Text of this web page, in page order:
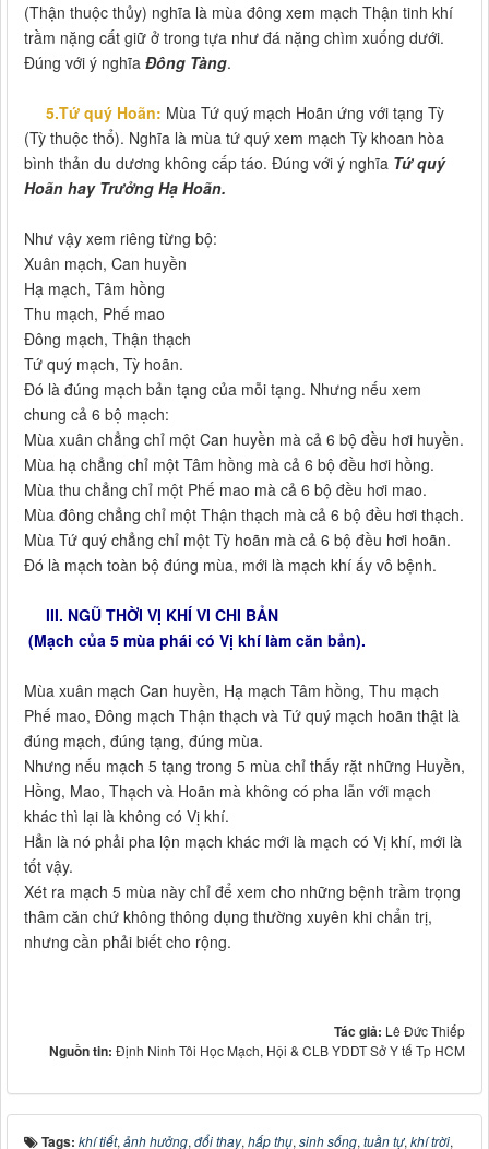
(Thận thuộc thủy) nghĩa là mùa đông xem mạch Thận tinh khí
trầm nặng cất giữ ở trong tựa như đá nặng chìm xuống dưới.
Đúng với ý nghĩa Đông Tàng.
5.Tứ quý Hoãn: Mùa Tứ quý mạch Hoãn ứng với tạng Tỳ
(Tỳ thuộc thổ). Nghĩa là mùa tứ quý xem mạch Tỳ khoan hòa
bình thản du dương không cấp táo. Đúng với ý nghĩa Tứ quý
Hoãn hay Trưởng Hạ Hoãn.
Như vậy xem riêng từng bộ:
Xuân mạch, Can huyền
Hạ mạch, Tâm hồng
Thu mạch, Phế mao
Đông mạch, Thận thạch
Tứ quý mạch, Tỳ hoãn.
Đó là đúng mạch bản tạng của mỗi tạng. Nhưng nếu xem
chung cả 6 bộ mạch:
Mùa xuân chẳng chỉ một Can huyền mà cả 6 bộ đều hơi huyền.
Mùa hạ chẳng chỉ một Tâm hồng mà cả 6 bộ đều hơi hồng.
Mùa thu chẳng chỉ một Phế mao mà cả 6 bộ đều hơi mao.
Mùa đông chẳng chỉ một Thận thạch mà cả 6 bộ đều hơi thạch.
Mùa Tứ quý chẳng chỉ một Tỳ hoãn mà cả 6 bộ đều hơi hoãn.
Đó là mạch toàn bộ đúng mùa, mới là mạch khí ấy vô bệnh.
III. NGŨ THỜI VỊ KHÍ VI CHI BẢN
(Mạch của 5 mùa phái có Vị khí làm căn bản).
Mùa xuân mạch Can huyền, Hạ mạch Tâm hồng, Thu mạch
Phế mao, Đông mạch Thận thạch và Tứ quý mạch hoãn thật là
đúng mạch, đúng tạng, đúng mùa.
Nhưng nếu mạch 5 tạng trong 5 mùa chỉ thấy rặt những Huyền,
Hồng, Mao, Thạch và Hoãn mà không có pha lẫn với mạch
khác thì lại là không có Vị khí.
Hẳn là nó phải pha lộn mạch khác mới là mạch có Vị khí, mới là
tốt vậy.
Xét ra mạch 5 mùa này chỉ để xem cho những bệnh trầm trọng
thâm căn chứ không thông dụng thường xuyên khi chẩn trị,
nhưng cần phải biết cho rộng.
Tác giả: Lê Đức Thiếp
Nguồn tin: Định Ninh Tôi Học Mạch, Hội & CLB YDDT Sở Y tế Tp HCM
Tags: khí tiết, ảnh hưởng, đổi thay, hấp thụ, sinh sống, tuần tự, khí trời,